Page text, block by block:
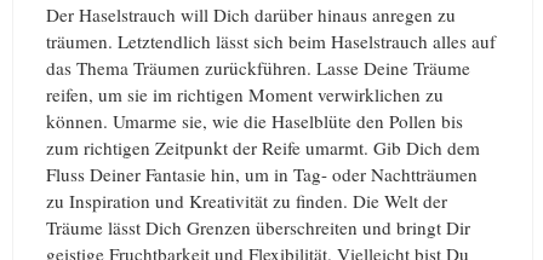
Der Haselstrauch will Dich darüber hinaus anregen zu
träumen. Letztendlich lässt sich beim Haselstrauch alles auf
das Thema Träumen zurückführen. Lasse Deine Träume
reifen, um sie im richtigen Moment verwirklichen zu
können. Umarme sie, wie die Haselblüte den Pollen bis
zum richtigen Zeitpunkt der Reife umarmt. Gib Dich dem
Fluss Deiner Fantasie hin, um in Tag- oder Nachtträumen
zu Inspiration und Kreativität zu finden. Die Welt der
Träume lässt Dich Grenzen überschreiten und bringt Dir
geistige Fruchtbarkeit und Flexibilität. Vielleicht bist Du